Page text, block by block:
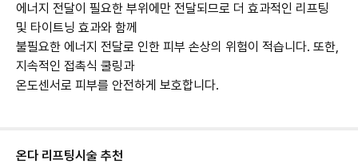
에너지 전달이 필요한 부위에만 전달되므로 더 효과적인 리프팅
및 타이트닝 효과와 함께
불필요한 에너지 전달로 인한 피부 손상의 위험이 적습니다. 또한,
지속적인 접촉식 쿨링과
온도센서로 피부를 안전하게 보호합니다.
온다 리프팅시술 추천